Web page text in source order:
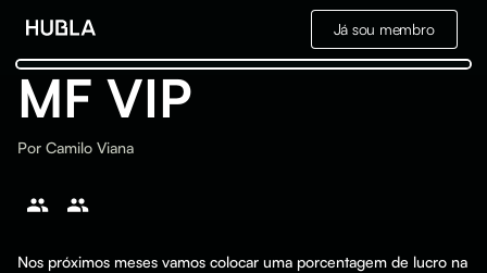
Já sou membro
MF VIP
Por Camilo Viana
Nos próximos meses vamos colocar uma porcentagem de lucro na